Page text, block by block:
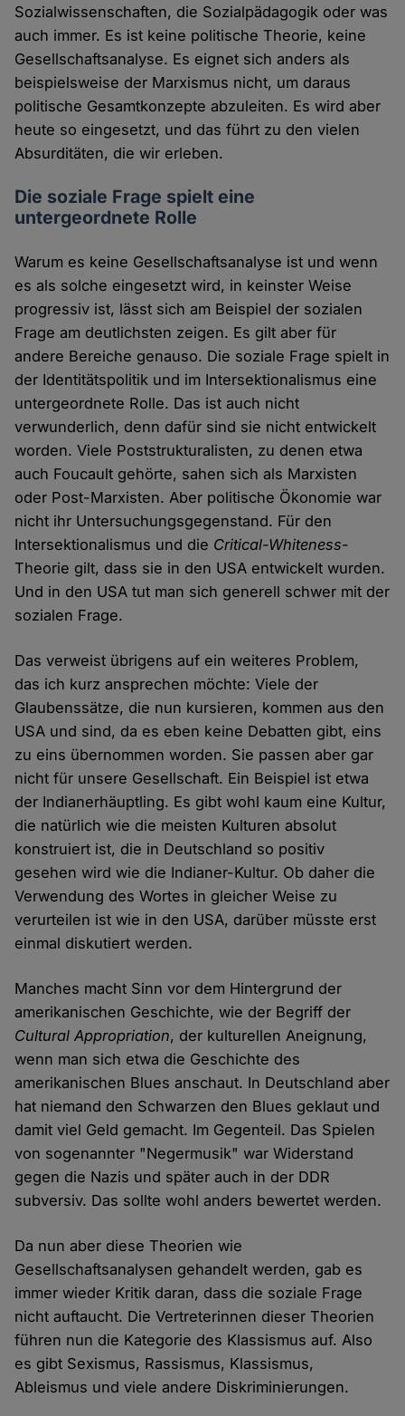
Sozialwissenschaften, die Sozialpädagogik oder was
auch immer. Es ist keine politische Theorie, keine
Gesellschaftsanalyse. Es eignet sich anders als
beispielsweise der Marxismus nicht, um daraus
politische Gesamtkonzepte abzuleiten. Es wird aber
heute so eingesetzt, und das führt zu den vielen
Absurditäten, die wir erleben.
Die soziale Frage spielt eine
untergeordnete Rolle
Warum es keine Gesellschaftsanalyse ist und wenn
es als solche eingesetzt wird, in keinster Weise
progressiv ist, lässt sich am Beispiel der sozialen
Frage am deutlichsten zeigen. Es gilt aber für
andere Bereiche genauso. Die soziale Frage spielt in
der Identitätspolitik und im Intersektionalismus eine
untergeordnete Rolle. Das ist auch nicht
verwunderlich, denn dafür sind sie nicht entwickelt
worden. Viele Poststrukturalisten, zu denen etwa
auch Foucault gehörte, sahen sich als Marxisten
oder Post-Marxisten. Aber politische Ökonomie war
nicht ihr Untersuchungsgegenstand. Für den
Intersektionalismus und die Critical-Whiteness-
Theorie gilt, dass sie in den USA entwickelt wurden.
Und in den USA tut man sich generell schwer mit der
sozialen Frage.
Das verweist übrigens auf ein weiteres Problem,
das ich kurz ansprechen möchte: Viele der
Glaubenssätze, die nun kursieren, kommen aus den
USA und sind, da es eben keine Debatten gibt, eins
zu eins übernommen worden. Sie passen aber gar
nicht für unsere Gesellschaft. Ein Beispiel ist etwa
der Indianerhäuptling. Es gibt wohl kaum eine Kultur,
die natürlich wie die meisten Kulturen absolut
konstruiert ist, die in Deutschland so positiv
gesehen wird wie die Indianer-Kultur. Ob daher die
Verwendung des Wortes in gleicher Weise zu
verurteilen ist wie in den USA, darüber müsste erst
einmal diskutiert werden.
Manches macht Sinn vor dem Hintergrund der
amerikanischen Geschichte, wie der Begriff der
Cultural Appropriation, der kulturellen Aneignung,
wenn man sich etwa die Geschichte des
amerikanischen Blues anschaut. In Deutschland aber
hat niemand den Schwarzen den Blues geklaut und
damit viel Geld gemacht. Im Gegenteil. Das Spielen
von sogenannter "Negermusik" war Widerstand
gegen die Nazis und später auch in der DDR
subversiv. Das sollte wohl anders bewertet werden.
Da nun aber diese Theorien wie
Gesellschaftsanalysen gehandelt werden, gab es
immer wieder Kritik daran, dass die soziale Frage
nicht auftaucht. Die Vertreterinnen dieser Theorien
führen nun die Kategorie des Klassismus auf. Also
es gibt Sexismus, Rassismus, Klassismus,
Ableismus und viele andere Diskriminierungen.